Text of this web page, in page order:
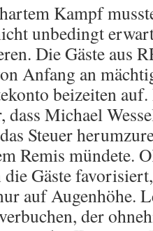
Kampf
unbedingt
Die Gäste aus
Anfang an
beizeiten
dass Michael
Steuer
Remis mündete.
Gäste
auf Augenhöhe.
der